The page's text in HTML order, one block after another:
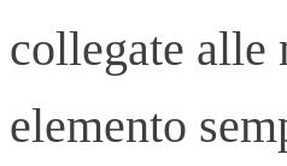
collegate alle
elemento